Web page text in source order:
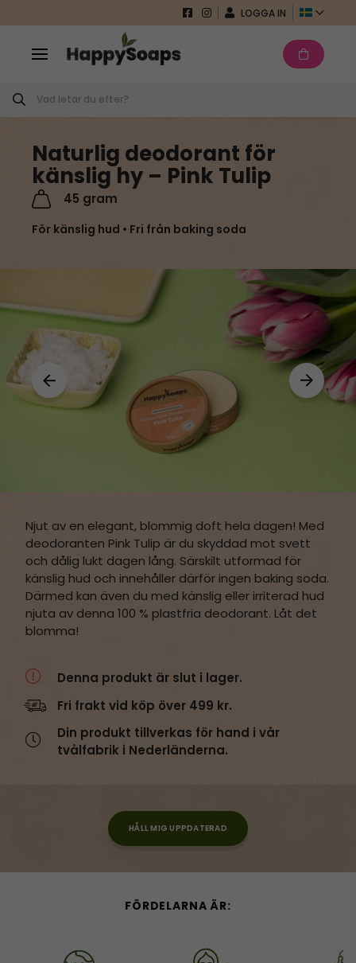
något i din kundvagn än. Börja handla för
TILL
LOGGA IN
Naturlig deodorant för
känslig hy – Pink Tulip
45 gram
För känslig hud • Fri från baking soda
Njut av en elegant, blommig doft hela dagen! Med
deodoranten Pink Tulip är du skyddad mot svett
och dålig lukt dagen lång. Särskilt utformad för
känslig hud och innehåller därför ingen baking soda.
Därmed kan även du med känslig eller irriterad hud
njuta av denna 100 % plastfria deodorant. Låt det
blomma!
Denna produkt är slut i lager.
Fri frakt vid köp över 499 kr.
Din produkt tillverkas för hand i vår
tvålfabrik i Nederländerna.
HÅLL MIG UPPDATERAD
FÖRDELARNA ÄR: